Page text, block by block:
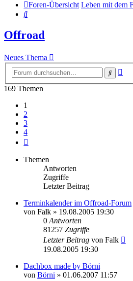
Foren-Übersicht Leben mit dem
Suche
Offroad
Neues Thema
Suche
169 Themen
1
2
3
4
Themen
Antworten
Zugriffe
Letzter Beitrag
Terminkalender im Offroad-Forum
von Falk » 19.08.2005 19:30
0 Antworten
81257 Zugriffe
Letzter Beitrag von Falk
19.08.2005 19:30
Dachbox made by Börni
von Börni » 01.06.2007 11:57